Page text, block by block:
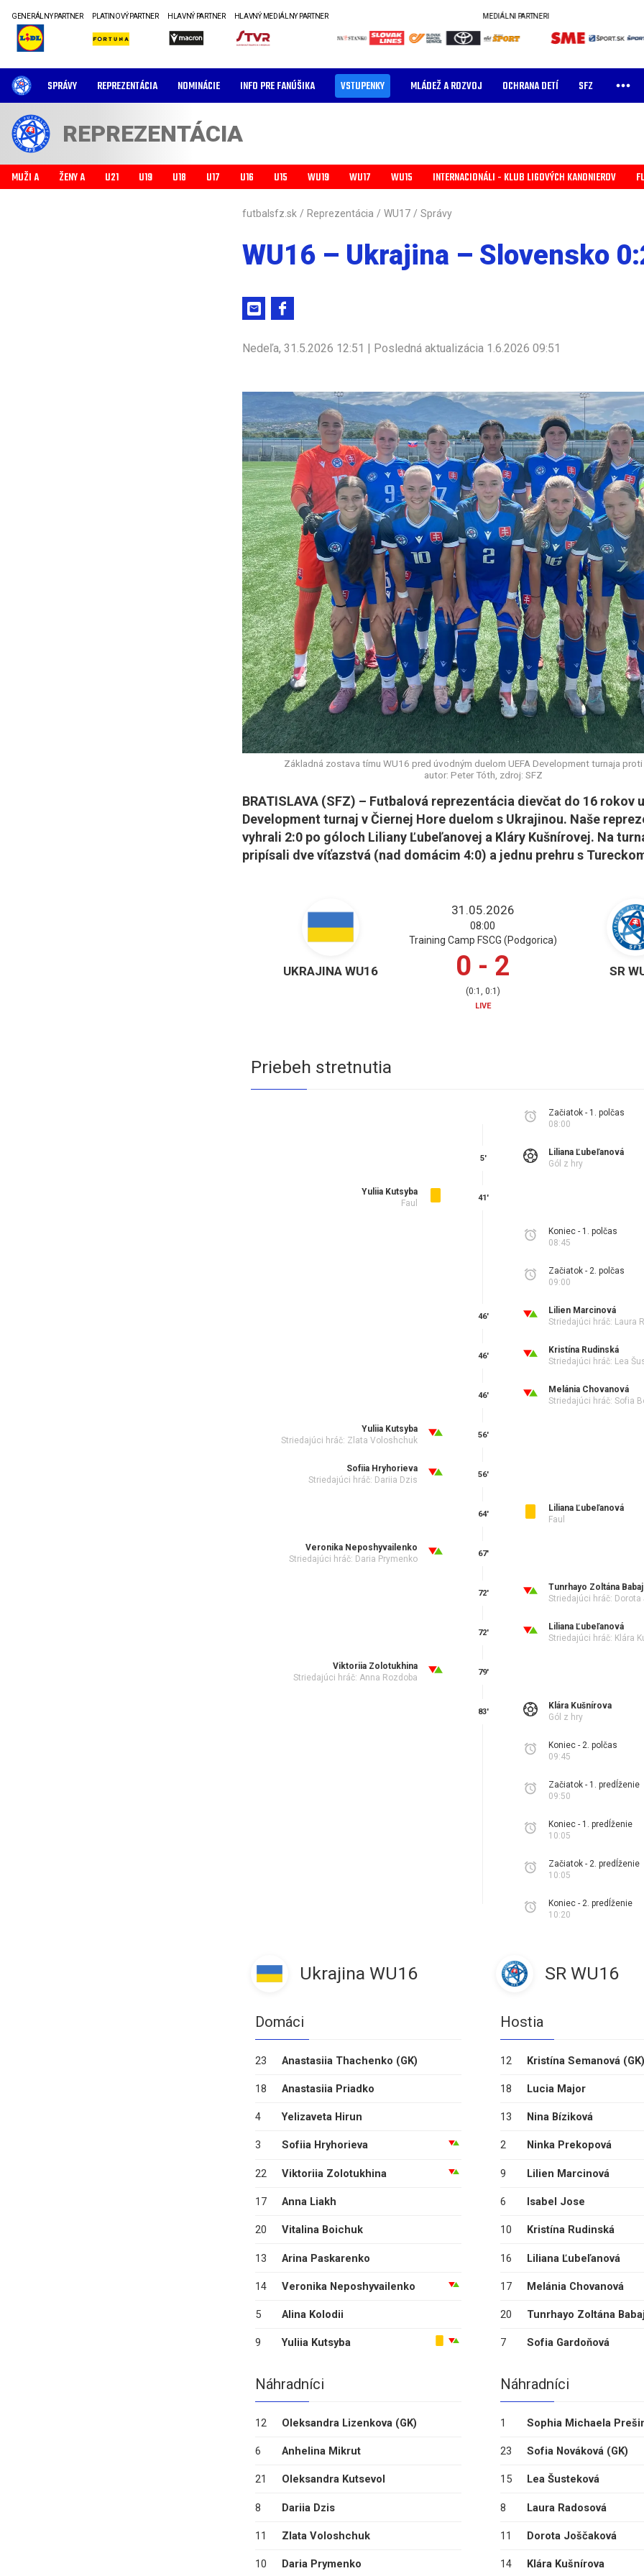
GENERÁLNY PARTNER PLATINOVÝ PARTNER HLAVNÝ PARTNER HLAVNÝ MEDIÁLNY PARTNER MEDIÁLNI PARTNERI
SPRÁVY REPREZENTÁCIA NOMINÁCIE INFO PRE FANÚŠIKA VSTUPENKY MLÁDEŽ A ROZVOJ OCHRANA DETÍ SFZ
REPREZENTÁCIA
MUŽI A ŽENY A U21 U19 U18 U17 U16 U15 WU19 WU17 WU15 INTERNACIONÁLI - KLUB LIGOVÝCH KANONIEROV
futbalsfz.sk / Reprezentácia / WU17 / Správy
WU16 – Ukrajina – Slovensko
Nedeľa, 31.5.2026 12:51 | Posledná aktualizácia 1.6.2026 09:51
Základná zostava tímu WU16 pred úvodným duelom UEFA Development turnaja proti
autor: Peter Tóth, zdroj: SFZ
BRATISLAVA (SFZ) – Futbalová reprezentácia dievčat do 16 rokov
Development turnaj v Čiernej Hore duelom s Ukrajinou. Naše
vyhrali 2:0 po góloch Liliany Ľubeľanovej a Kláry Kušnírovej. Na
pripísali dve víťazstvá (nad domácim 4:0) a jednu prehru s
UKRAJINA WU16
31.05.2026
08:00
Training Camp FSCG (Podgorica)
0 - 2
(0:1, 0:1 )
LIVE
SR
Priebeh stretnutia
Začiatok - 1. polčas
08:00
5'
Liliana Ľubeľanová
Gól z hry
Yuliia Kutsyba
Faul
41'
Koniec - 1. polčas
08:45
Začiatok - 2. polčas
09:00
46'
Lilien Marcinová
Striedajúci hráč: Laura
46'
Kristína Rudinská
Striedajúci hráč: Lea
46'
Melánia Chovanová
Striedajúci hráč: Sofia
Yuliia Kutsyba
Striedajúci hráč: Zlata Voloshchuk
56'
Sofiia Hryhorieva
Striedajúci hráč: Dariia Dzis
56'
64'
Liliana Ľubeľanová
Faul
Veronika Neposhyvailenko
Striedajúci hráč: Daria Prymenko
67'
72'
Tunrhayo Zoltána
Striedajúci hráč: Dorota
72'
Liliana Ľubeľanová
Striedajúci hráč: Klára
Viktoriia Zolotukhina
Striedajúci hráč: Anna Rozdoba
79'
83'
Klára Kušnírova
Gól z hry
Koniec - 2. polčas
09:45
Začiatok - 1. predĺženie
09:50
Koniec - 1. predĺženie
10:05
Začiatok - 2. predĺženie
10:05
Koniec - 2. predĺženie
10:20
Ukrajina WU16
Domáci
23 Anastasiia Thachenko (GK)
18 Anastasiia Priadko
4 Yelizaveta Hirun
3 Sofiia Hryhorieva
22 Viktoriia Zolotukhina
17 Anna Liakh
20 Vitalina Boichuk
13 Arina Paskarenko
14 Veronika Neposhyvailenko
5 Alina Kolodii
9 Yuliia Kutsyba
Náhradníci
12 Oleksandra Lizenkova(GK)
6 Anhelina Mikrut
21 Oleksandra Kutsevol
8 Dariia Dzis
11 Zlata Voloshchuk
10 Daria Prymenko
SR WU16
Hostia
12 Kristína Semanová(GK)
18 Lucia Major
13 Nina Bíziková
2 Ninka Prekopová
9 Lilien Marcinová
6 Isabel Jose
10 Kristína Rudinská
16 Liliana Ľubeľanová
17 Melánia Chovanová
20 Tunrhayo Zoltána
7 Sofia Gardoňová
Náhradníci
1 Sophia Michaela
23 Sofia Nováková(GK)
15 Lea Šusteková
8 Laura Radosová
11 Dorota Joščaková
14 Klára Kušnírova